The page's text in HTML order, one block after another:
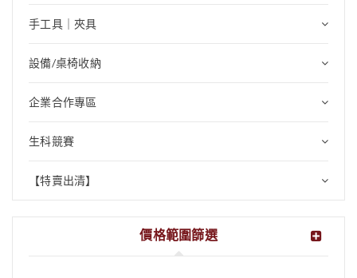
手工具｜夾具
設備/桌椅收納
企業合作專區
生科競賽
【特賣出清】
價格範圍篩選